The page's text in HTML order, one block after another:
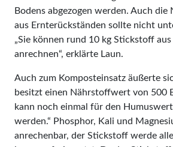
Bodens abgezogen werden. Auch
aus Ernterückständen sollte nicht
„Sie können rund 10 kg Stickstoff
anrechnen“, erklärte Laun.
Auch zum Komposteinsatz äußerte
besitzt einen Nährstoffwert von 500
kann noch einmal für den
werden.“ Phosphor, Kali und
anrechenbar, der Stickstoff werde